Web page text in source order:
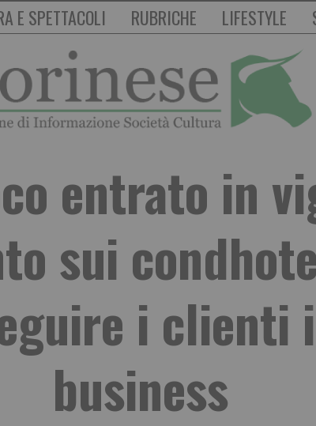
E SPETTACOLI RUBRICHE LIFESTYLE
entrato in
sui
i clienti
business